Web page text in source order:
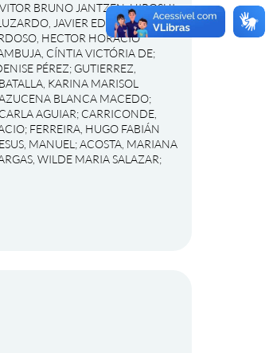
VITOR BRUNO JANTZEN;HIROSHI,
JAVIER EDUARDO
HECTOR HORACIO
CÍNTIA VICTÓRIA DE;
PÉREZ; GUTIERREZ,
BATALLA, KARINA MARISOL
BLANCA MACEDO;
AGUIAR; CARRICONDE,
; FERREIRA, HUGO FABIÁN
MANUEL ;ACOSTA, MARIANA
WILDE MARIA SALAZAR;